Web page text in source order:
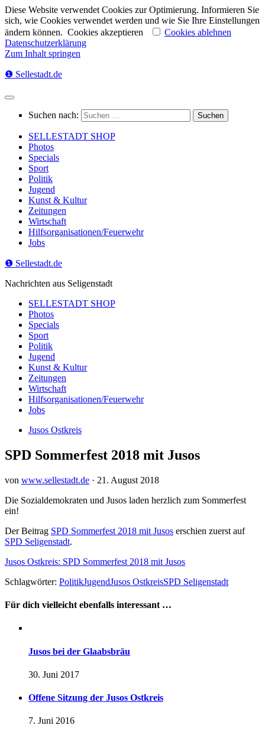
Diese Website verwendet Cookies zur Optimierung. Informieren Sie
sich, wie Cookies verwendet werden und wie Sie Ihre Einstellungen
ändern können. Cookies akzeptieren
Cookies ablehnen
Datenschutzerklärung
Zum Inhalt springen
❶ Sellestadt.de
Suchen nach:
SELLESTADT SHOP
Photos
Specials
Sport
Politik
Jugend
Kunst & Kultur
Zeitungen
Wirtschaft
Hilfsorganisationen/Feuerwehr
Jobs
❶ Sellestadt.de
Nachrichten aus Seligenstadt
SELLESTADT SHOP
Photos
Specials
Sport
Politik
Jugend
Kunst & Kultur
Zeitungen
Wirtschaft
Hilfsorganisationen/Feuerwehr
Jobs
Jusos Ostkreis
SPD Sommerfest 2018 mit Jusos
von www.sellestadt.de · 21. August 2018
Die Sozialdemokraten und Jusos laden herzlich zum Sommerfest
ein!
Der Beitrag SPD Sommerfest 2018 mit Jusos erschien zuerst auf
SPD Seligenstadt.
Jusos Ostkreis: SPD Sommerfest 2018 mit Jusos
Schlagwörter: PolitikJugendJusos OstkreisSPD Seligenstadt
Für dich vielleicht ebenfalls interessant …
Jusos bei der Glaabsbräu
30. Juni 2017
Offene Sitzung der Jusos Ostkreis
7. Juni 2016